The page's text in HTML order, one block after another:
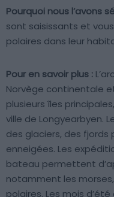
Pourquoi nous l’avons
sont saisissants et
polaires dans leur
Pour en savoir plus :
Norvège continentale
plusieurs îles
ville de Longyearbyen.
des glaciers, des
enneigées. Les
bateau permettent
notamment les
polaires. Les mois